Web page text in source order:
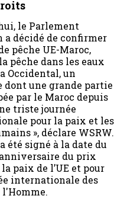
le Parlement
a décidé de confirmer
pêche UE-Maroc,
pêche dans les eaux
Occidental, un
une grande partie
par le Maroc depuis
triste journée
pour la paix et les
», déclare WSRW.
été signé à la date du
du prix
paix de l’UE et pour
internationale des